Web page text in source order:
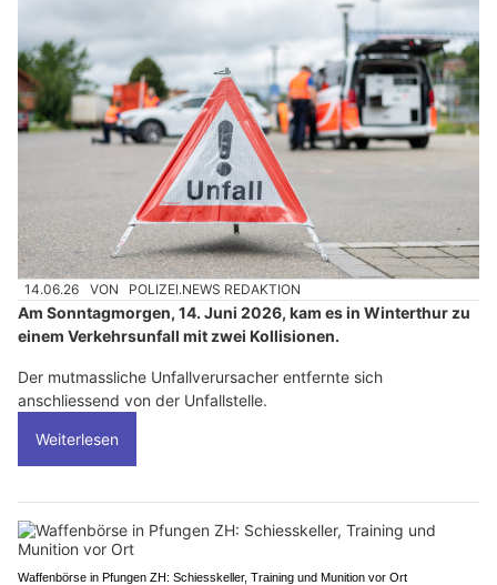
14.06.26 VON POLIZEI.NEWS REDAKTION
Am Sonntagmorgen, 14. Juni 2026, kam es in Winterthur zu
einem Verkehrsunfall mit zwei Kollisionen.
Der mutmassliche Unfallverursacher entfernte sich
anschliessend von der Unfallstelle.
Weiterlesen
Waffenbörse in Pfungen ZH: Schiesskeller, Training und Munition vor Ort